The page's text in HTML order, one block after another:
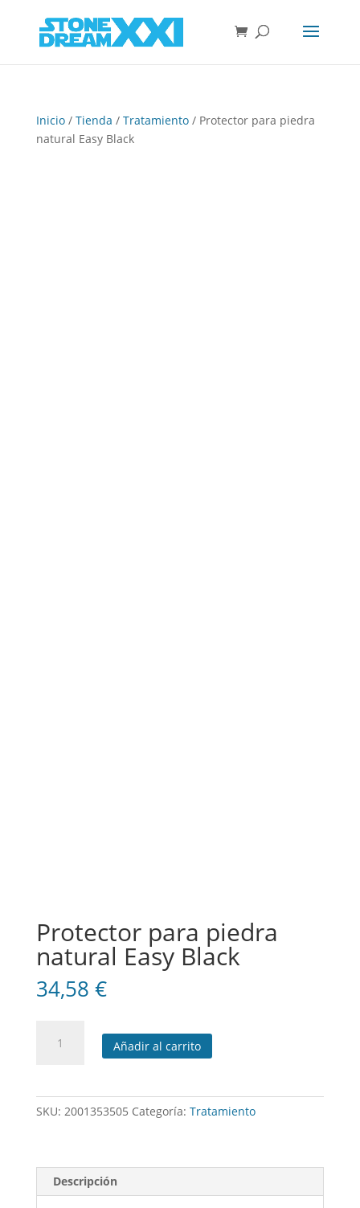
Inicio/ Tienda / Tratamiento/ Protector para piedra
natural Easy Black
Protector para piedra
natural Easy Black
34,58 €
Añadir al carrito
SKU: 2001353505 Categoría: Tratamiento
Descripción